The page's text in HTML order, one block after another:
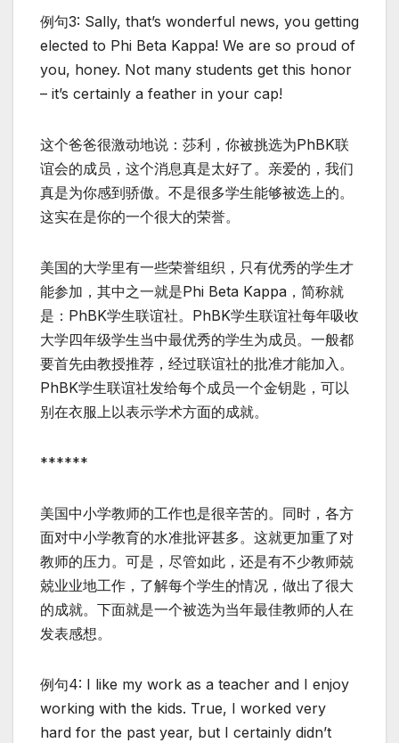
例句3: Sally, that’s wonderful news, you getting
elected to Phi Beta Kappa! We are so proud of
you, honey. Not many students get this honor
– it’s certainly a feather in your cap!
这个爸爸很激动地说：莎利，你被挑选为PhBK联
谊会的成员，这个消息真是太好了。亲爱的，我们
真是为你感到骄傲。不是很多学生能够被选上的。
这实在是你的一个很大的荣誉。
美国的大学里有一些荣誉组织，只有优秀的学生才
能参加，其中之一就是Phi Beta Kappa，简称就
是：PhBK学生联谊社。PhBK学生联谊社每年吸收
大学四年级学生当中最优秀的学生为成员。一般都
要首先由教授推荐，经过联谊社的批准才能加入。
PhBK学生联谊社发给每个成员一个金钥匙，可以
别在衣服上以表示学术方面的成就。
******
美国中小学教师的工作也是很辛苦的。同时，各方
面对中小学教育的水准批评甚多。这就更加重了对
教师的压力。可是，尽管如此，还是有不少教师兢
兢业业地工作，了解每个学生的情况，做出了很大
的成就。下面就是一个被选为当年最佳教师的人在
发表感想。
例句4: I like my work as a teacher and I enjoy
working with the kids. True, I worked very
hard for the past year, but I certainly didn’t